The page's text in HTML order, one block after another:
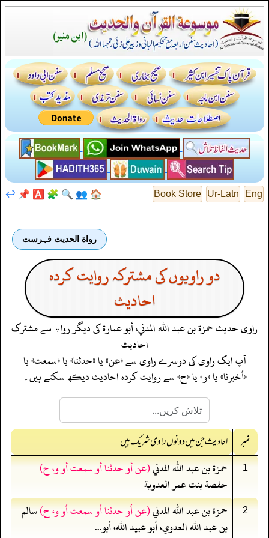
Eng
Ur-Latn
Book Store
🏠
👥
🔍
🧩
🅰️
📌
↩️
رواة الحديث فہرست
دو راویوں کی مشترکہ روایت کردہ
احادیث
راوی حدیثحمزة بن عبد الله المدني، أبو عمارةکی دیگر رواۃ سے مشترک
احادیث
آپ ایک راوی کی دوسرے راوی سے «عن» یا «حدثنا» یا «سمعت» یا
«أخبرنا» یا «و» یا «ح» سے روایت کردہ احادیث دیکھ سکتے ہیں۔
نمبر احادیث جن میں دونوں راوی شریک ہیں
1 حمزة بن عبد الله المدني(عن أو حدثنا أو سمعت أو و، ح)
حفصة بنت عمر العدوية
2 حمزة بن عبد الله المدني(عن أو حدثنا أو سمعت أو و، ح)سالم
بن عبد الله العدوي، أبو عبيد الله، أبو...